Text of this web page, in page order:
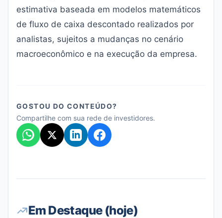
estimativa baseada em modelos matemáticos
de fluxo de caixa descontado realizados por
analistas, sujeitos a mudanças no cenário
macroeconômico e na execução da empresa.
GOSTOU DO CONTEÚDO?
Compartilhe com sua rede de investidores.
Em Destaque (hoje)